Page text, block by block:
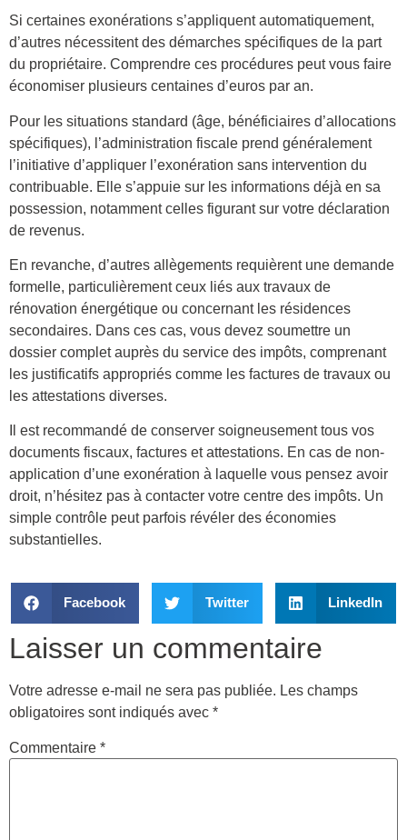
Si certaines exonérations s’appliquent automatiquement,
d’autres nécessitent des démarches spécifiques de la part
du propriétaire. Comprendre ces procédures peut vous faire
économiser plusieurs centaines d’euros par an.
Pour les situations standard (âge, bénéficiaires d’allocations
spécifiques), l’administration fiscale prend généralement
l’initiative d’appliquer l’exonération sans intervention du
contribuable. Elle s’appuie sur les informations déjà en sa
possession, notamment celles figurant sur votre déclaration
de revenus.
En revanche, d’autres allègements requièrent une demande
formelle, particulièrement ceux liés aux travaux de
rénovation énergétique ou concernant les résidences
secondaires. Dans ces cas, vous devez soumettre un
dossier complet auprès du service des impôts, comprenant
les justificatifs appropriés comme les factures de travaux ou
les attestations diverses.
Il est recommandé de conserver soigneusement tous vos
documents fiscaux, factures et attestations. En cas de non-
application d’une exonération à laquelle vous pensez avoir
droit, n’hésitez pas à contacter votre centre des impôts. Un
simple contrôle peut parfois révéler des économies
substantielles.
Facebook Twitter LinkedIn
Laisser un commentaire
Votre adresse e-mail ne sera pas publiée. Les champs
obligatoires sont indiqués avec *
Commentaire *